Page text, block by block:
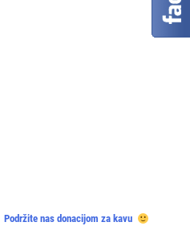
Podržite nas donacijom za kavu